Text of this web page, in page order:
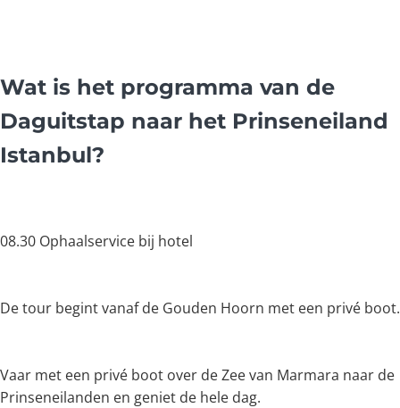
Wat is het programma van de
Daguitstap naar het Prinseneiland
Istanbul?
08.30 Ophaalservice bij hotel
De tour begint vanaf de Gouden Hoorn met een privé boot.
Vaar met een privé boot over de Zee van Marmara naar de
Prinseneilanden en geniet de hele dag.